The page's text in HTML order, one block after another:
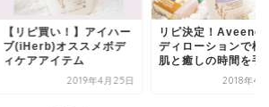
【リピ買い！】アイハー
ブ(iHerb)オススメボデ
ィケアアイテム
2019年4月25日
リピ決定！Aveeno
ディローションで極
肌と癒しの時間を手
2018年4